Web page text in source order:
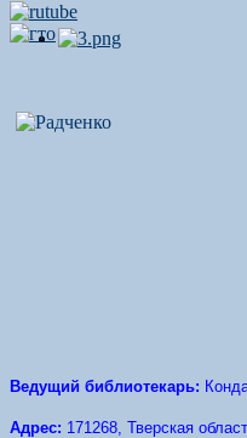
Ведущий библиотекарь:
Адрес: 171268, Тверская